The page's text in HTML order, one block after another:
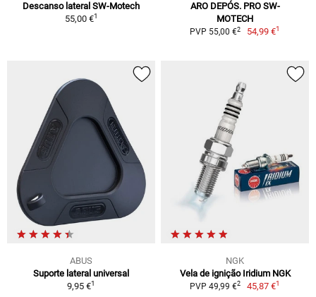
Descanso lateral SW-Motech
55,00 €1
ARO DEPÓS. PRO SW-
MOTECH
PVP 55,00 €2 54,99 €1
ABUS
Suporte lateral universal
9,95 €1
NGK
Vela de ignição Iridium NGK
PVP 49,99 €2 45,87 €1